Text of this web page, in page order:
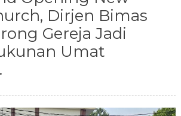
Dirjen Bimas
Gereja Jadi
Umat